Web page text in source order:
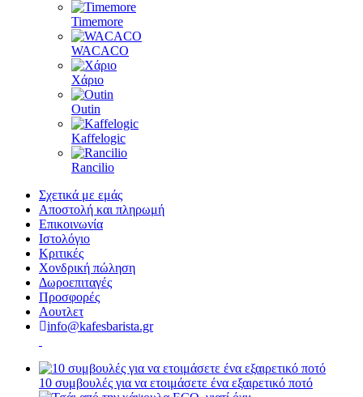
Timemore
WACACO
Χάριο
Outin
Kaffelogic
Rancilio
Σχετικά με εμάς
Αποστολή και πληρωμή
Επικοινωνία
Ιστολόγιο
Κριτικές
Χονδρική πώληση
Δωροεπιταγές
Προσφορές
Αουτλετ
info@kafesbarista.gr
10 συμβουλές για να ετοιμάσετε ένα εξαιρετικό ποτό